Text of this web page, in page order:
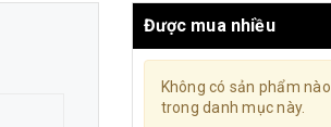
Được mua nhiều
Không có sản phẩm nào
trong danh mục này.